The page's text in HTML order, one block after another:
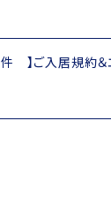
】ご入居規約＆